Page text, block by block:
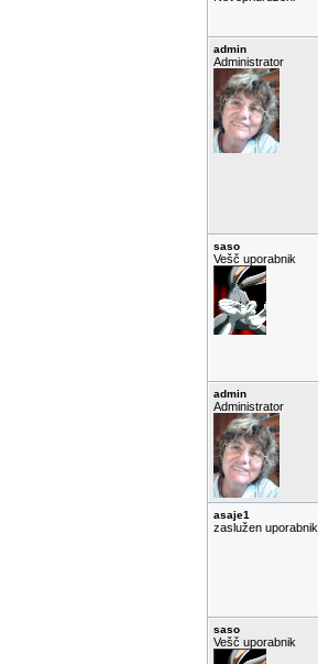
admin
Administrator
saso
Vešč uporabnik
admin
Administrator
asaje1
zaslužen uporabnik
saso
Vešč uporabnik